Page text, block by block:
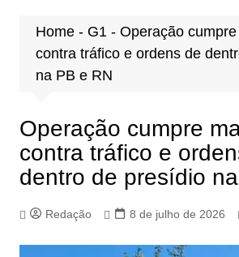
Home- G1 - Operação
contra tráfico e ordens de
na PB e RN
Operação cumpre
contra tráfico e
dentro de presídio
Redação 8 de julho de 2026